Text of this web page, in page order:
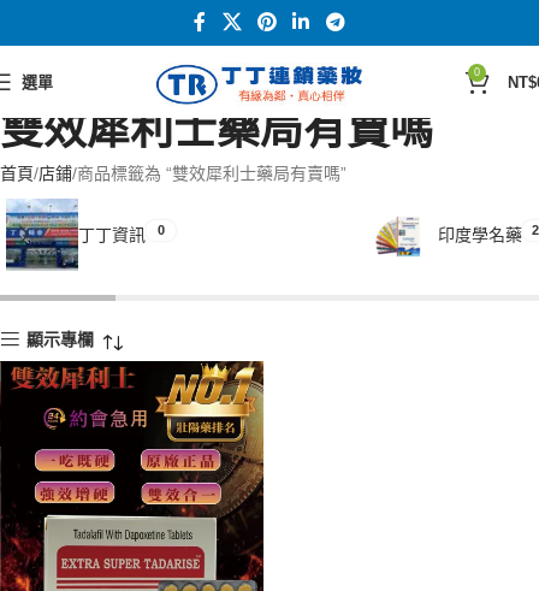
選單
0
NT$
雙效犀利士藥局有賣嗎
首頁 店鋪 商品標籤為 “雙效犀利士藥局有賣嗎”
丁丁資訊 0 印度學名藥
顯示專欄